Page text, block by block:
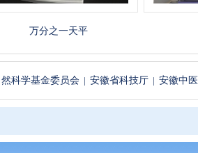
分之一天平
然科学基金委员会| 安徽省科技厅| 安徽中